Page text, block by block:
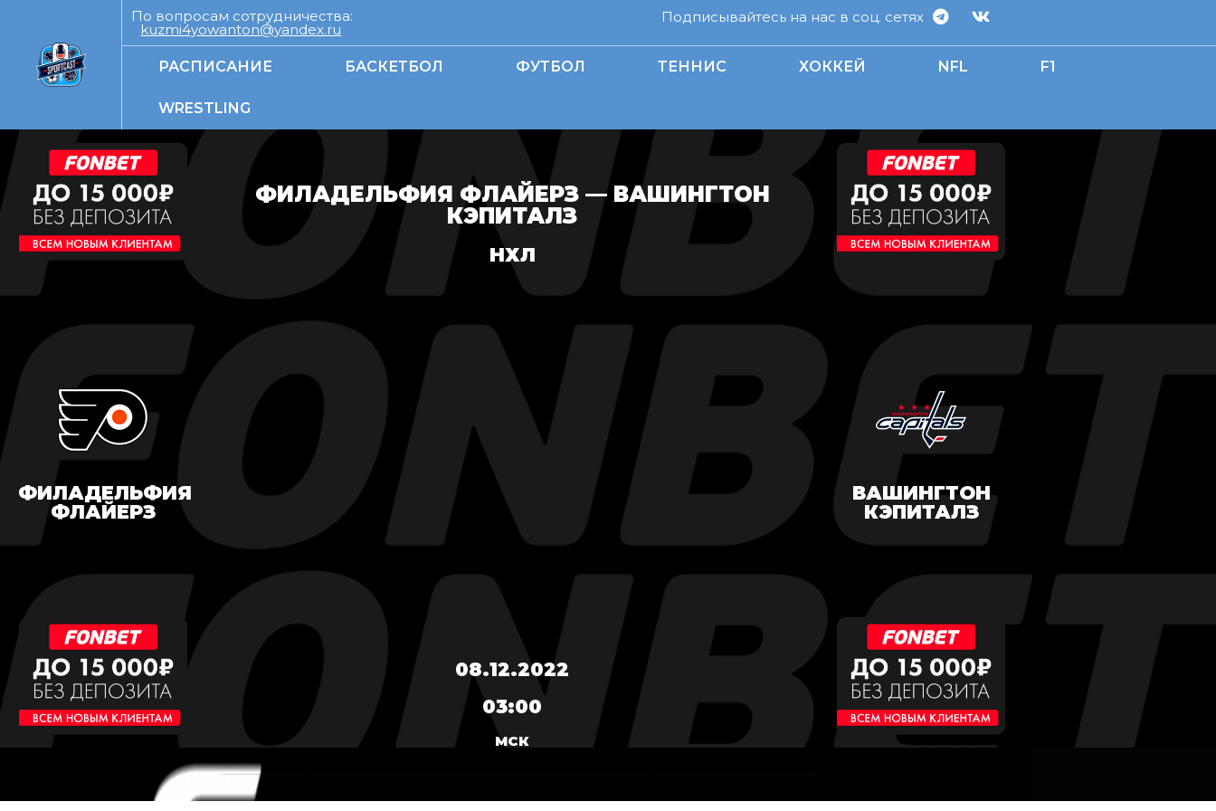
По вопросам сотрудничества:
kuzmi4yowanton@yandex.ru
Подписывайтесь на нас в соц. сетях
РАСПИСАНИЕ БАСКЕТБОЛ ФУТБОЛ ТЕННИС ХОККЕЙ NFL F1
WRESTLING
ФИЛАДЕЛЬФИЯ
ФЛАЙЕРЗ
ФИЛАДЕЛЬФИЯ ФЛАЙЕРЗ — ВАШИНГТОН
КЭПИТАЛЗ
НХЛ
08.12.2022
03:00
МСК
ВАШИНГТОН
КЭПИТАЛЗ